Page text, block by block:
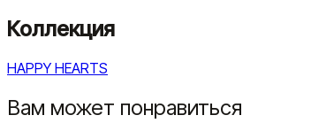
Коллекция
HAPPY HEARTS
Вам может понравиться